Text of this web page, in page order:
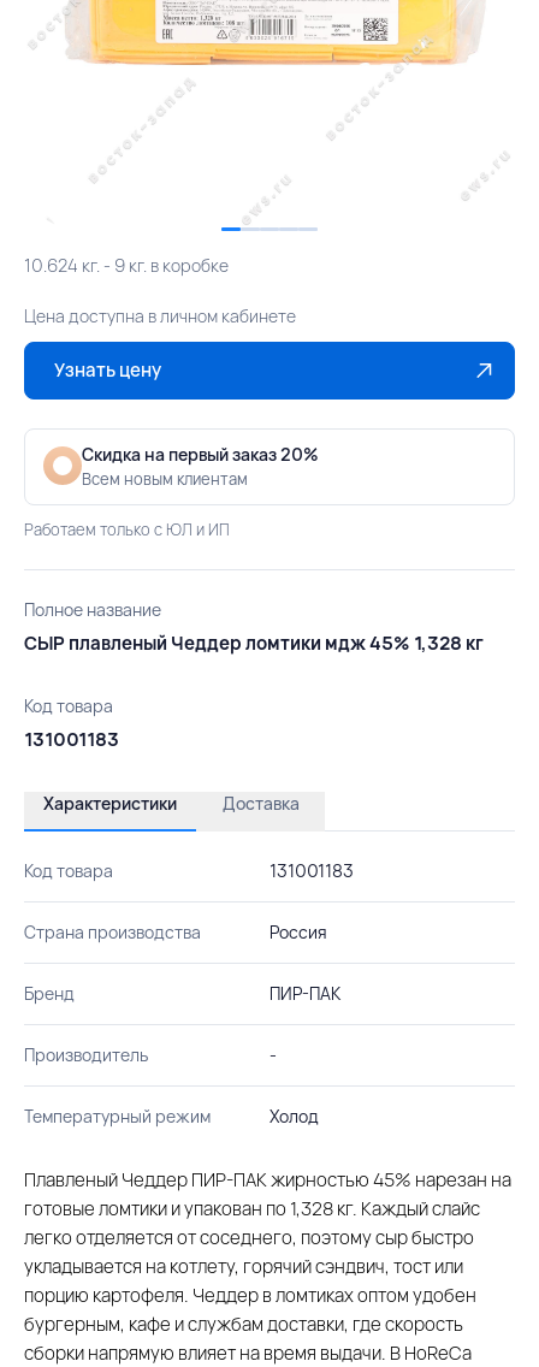
10.624 кг. - 9 кг. в коробке
Цена доступна в личном кабинете
Узнать цену
Скидка на первый заказ 20%
Всем новым клиентам
Работаем только с ЮЛ и ИП
Полное название
СЫР плавленый Чеддер ломтики мдж 45% 1,328 кг
Код товара
131001183
Характеристики Доставка
Код товара 131001183
Страна производства Россия
Бренд ПИР-ПАК
Производитель -
Температурный режим Холод
Плавленый Чеддер ПИР-ПАК жирностью 45% нарезан на
готовые ломтики и упакован по 1,328 кг. Каждый слайс
легко отделяется от соседнего, поэтому сыр быстро
укладывается на котлету, горячий сэндвич, тост или
порцию картофеля. Чеддер в ломтиках оптом удобен
бургерным, кафе и службам доставки, где скорость
сборки напрямую влияет на время выдачи. В HoReCa